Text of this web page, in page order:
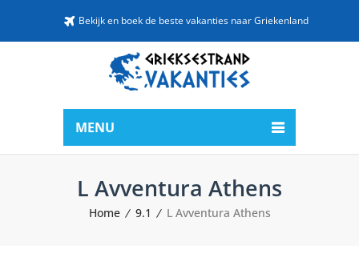
Bekijk en boek de beste vakanties naar Griekenland
MENU
L Avventura Athens
Home 9.1 L Avventura Athens